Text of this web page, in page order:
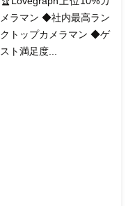
メラマン ◆社内最高ラン
クトップカメラマン ◆ゲ
スト満足度...